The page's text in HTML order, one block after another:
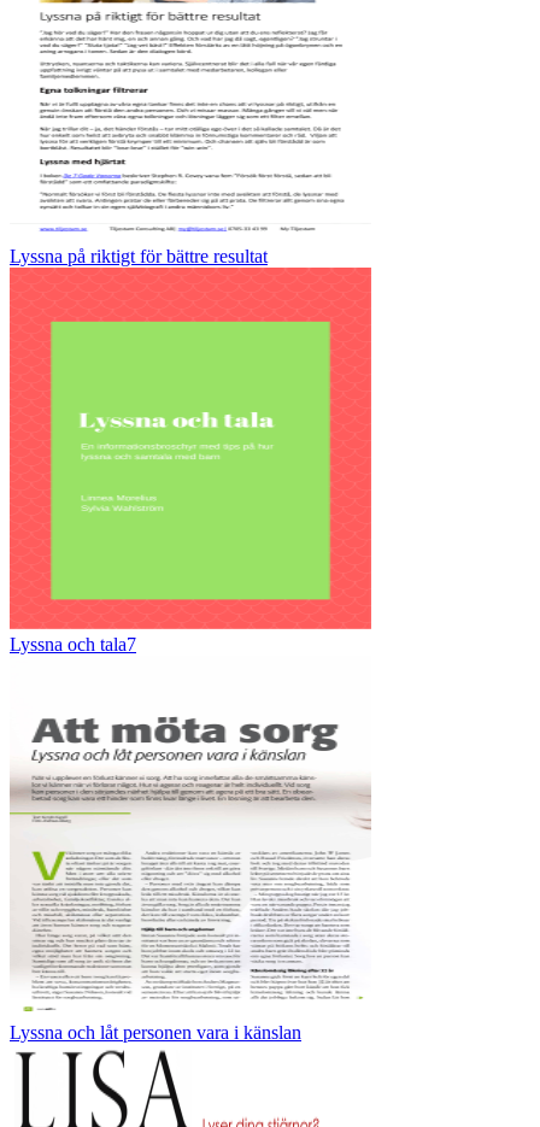
Lyssna på riktigt för bättre resultat
Lyssna och tala7
Lyssna och låt personen vara i känslan